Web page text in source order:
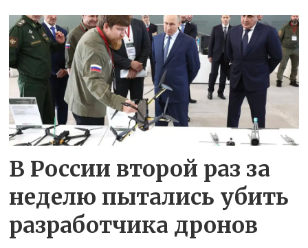
В России второй раз за
неделю пытались убить
разработчика дронов